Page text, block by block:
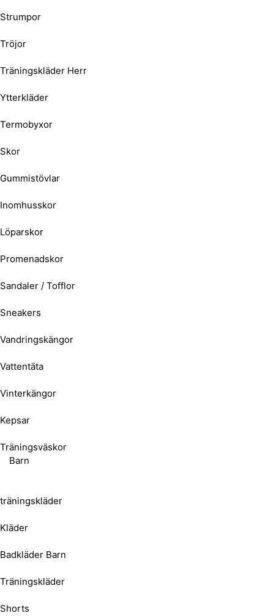
Strumpor
Tröjor
Träningskläder Herr
Ytterkläder
Termobyxor
Skor
Gummistövlar
Inomhusskor
Löparskor
Promenadskor
Sandaler / Tofflor
Sneakers
Vandringskängor
Vattentäta
Vinterkängor
Kepsar
Träningsväskor
Barn
träningskläder
Kläder
Badkläder Barn
Träningskläder
Shorts